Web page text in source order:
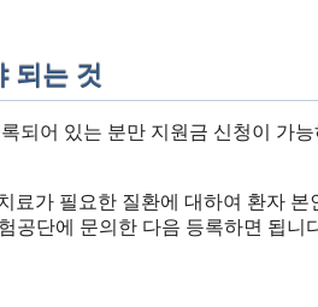
되는 것
되어 있는 분만 지원금 신청이 가
료가 필요한 질환에 대하여 환자
공단에 문의한 다음 등록하면 됩니